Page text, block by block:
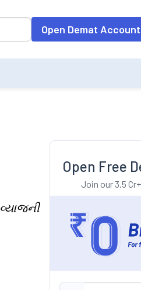
data into the input field,
Open Demat Account
Open Free
Join our 3.5